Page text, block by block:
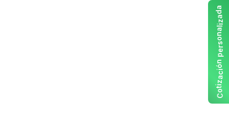
C
o
t
i
z
a
c
i
ó
n
p
e
r
s
o
n
a
l
i
z
a
d
a